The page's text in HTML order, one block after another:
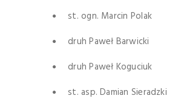
st. ogn. Marcin Polak
druh Paweł Barwicki
druh Paweł Koguciuk
st. asp. Damian Sieradzki